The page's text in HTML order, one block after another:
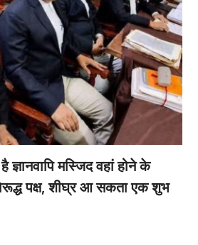
ज्ञानवापि मस्जिद वहां होने के
पक्ष, शीघ्र आ सकता एक शुभ